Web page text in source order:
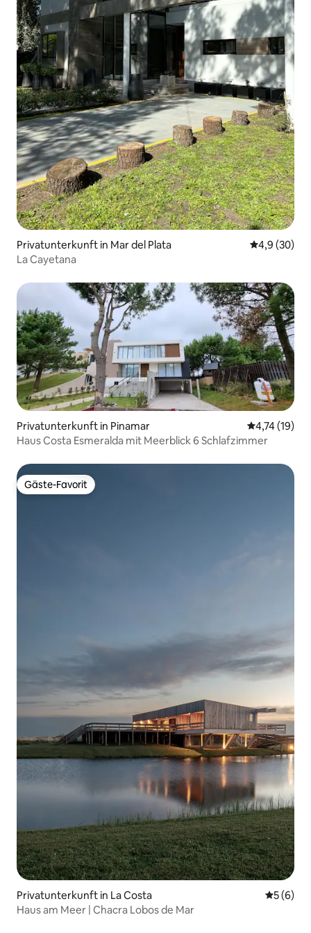
Privatunterkunft in Mar del Plata
4,9 (30)
La Cayetana
Privatunterkunft in Pinamar
4,74 (19)
Haus Costa Esmeralda mit Meerblick 6 Schlafzimmer
Gäste-Favorit
Gäste-Favorit
Privatunterkunft in La Costa
5 (6)
Haus am Meer | Chacra Lobos de Mar